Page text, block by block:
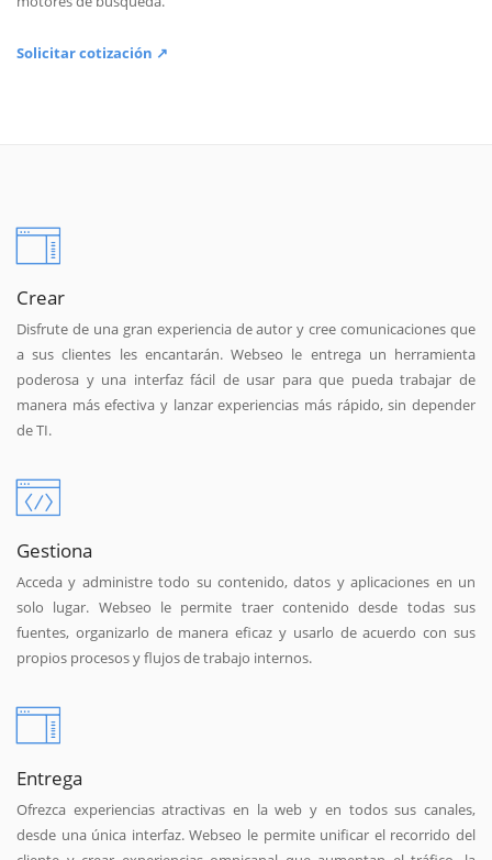
Solicitar cotización ↗
Crear
Disfrute de una gran experiencia de autor y cree comunicaciones que
a sus clientes les encantarán. Webseo le entrega un herramienta
poderosa y una interfaz fácil de usar para que pueda trabajar de
manera más efectiva y lanzar experiencias más rápido, sin depender
de TI.
Gestiona
Acceda y administre todo su contenido, datos y aplicaciones en un
solo lugar. Webseo le permite traer contenido desde todas sus
fuentes, organizarlo de manera eficaz y usarlo de acuerdo con sus
propios procesos y flujos de trabajo internos.
Entrega
Ofrezca experiencias atractivas en la web y en todos sus canales,
desde una única interfaz. Webseo le permite unificar el recorrido del